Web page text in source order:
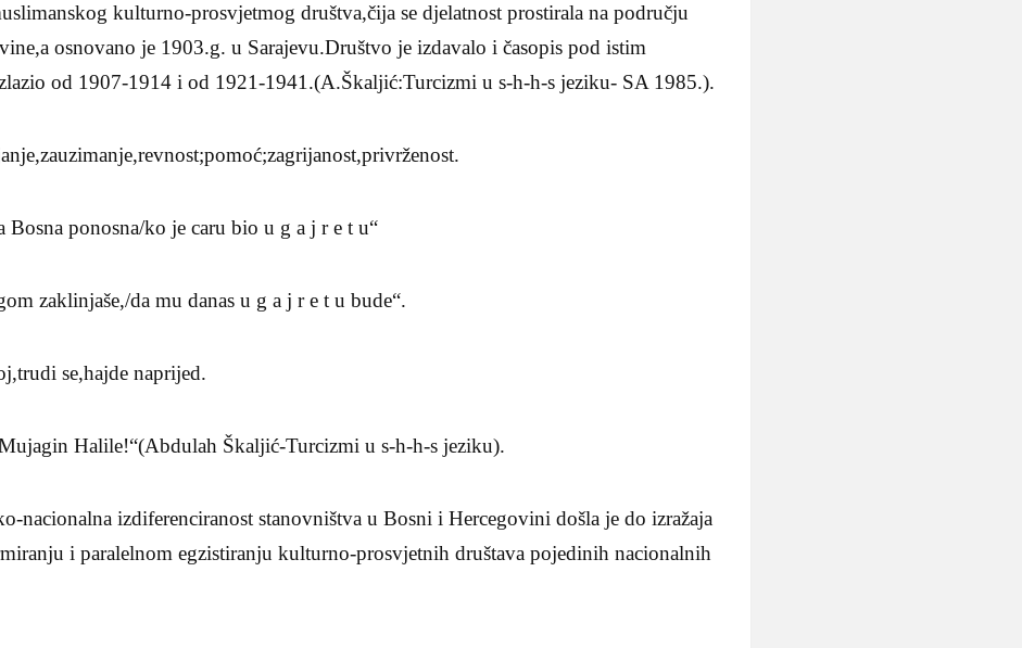
kulturno-prosvjetmog društva,čija se djelatnost prostirala na području
osnovano je 1903.g. u Sarajevu.Društvo je izdavalo i časopis pod istim
od 1907-1914 i od 1921-1941.(A.Škaljić:Turcizmi u s-h-h-s jeziku- SA 1985.).
Bosna ponosna/ko je caru bio u g a j r e t u“
zaklinjaše,/da mu danas u g a j r e t u bude“.
se,hajde naprijed.
Halile!“(Abdulah Škaljić-Turcizmi u s-h-h-s jeziku).
nacionalna izdiferenciranost stanovništva u Bosni i Hercegovini došla je do izražaja
i paralelnom egzistiranju kulturno-prosvjetnih društava pojedinih nacionalnih